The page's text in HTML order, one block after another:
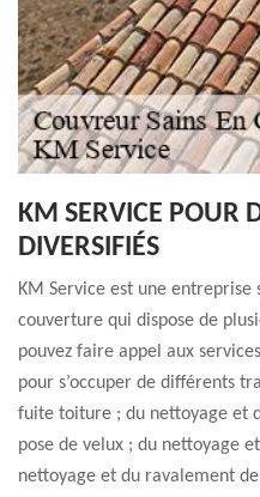
KM SERVICE POUR
DIVERSIFIÉS
KM Service est une
couverture qui dispose de
pouvez faire appel aux
pour s’occuper de différents
fuite toiture ; du nettoyage et
pose de velux ; du nettoyage
nettoyage et du ravalement